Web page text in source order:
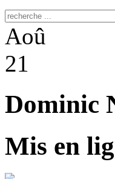
Aoû
21
Dominic
Mis en